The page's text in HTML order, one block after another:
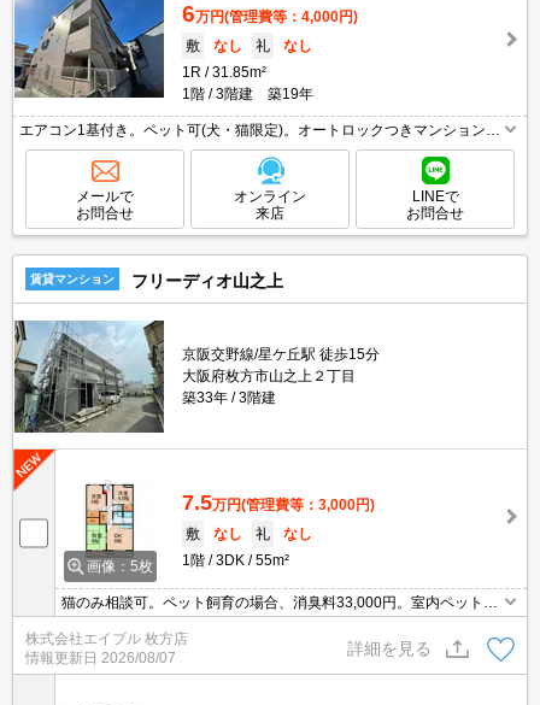
6万円(管理費等：4,000円)
敷
なし 礼
なし
1R
31.85m²
1階
3階建 築19年
エアコン1基付き。ペット可(犬・猫限定)。オートロックつきマンション。
初期費用・家賃カード払い可。家具配置はイメ－ジです。家具・調度品等
は含まれません。初期費用分割払い可（保険料除く）。
メールで
お問合せ
オンライン
来店
LINEで
お問合せ
賃貸マンション フリーディオ山之上
京阪交野線/星ケ丘駅 徒歩15分
大阪府枚方市山之上２丁目
築33年
3階建
画像：5枚
7.5万円(管理費等：3,000円)
敷
なし 礼
なし
1階
3DK 55m²
猫のみ相談可。ペット飼育の場合、消臭料33,000円。室内ペットと
一緒に暮らしたいあなたへ。ぜひお問い合わせください!。プロパン
ガスですが、都市ガスと同等の料金プランです。
株式会社エイブル 枚方店
情報更新日 2026/08/07
詳細を見る